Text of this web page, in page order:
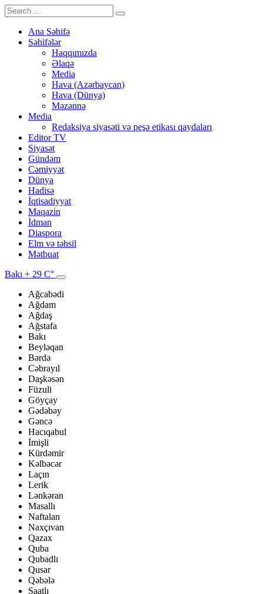
Ana Səhifə
Səhifələr
Haqqımızda
Əlaqə
Media
Hava (Azərbaycan)
Hava (Dünya)
Məzənnə
Media
Redaksiya siyasəti və peşə etikası qaydaları
Editor TV
Siyasət
Gündəm
Cəmiyyət
Dünya
Hadisə
İqtisadiyyat
Maqazin
İdman
Diaspora
Elm və təhsil
Mətbuat
Bakı + 29 C°
Ağcabədi
Ağdam
Ağdaş
Ağstafa
Bakı
Beyləqan
Bərdə
Cəbrayıl
Daşkəsən
Füzuli
Göyçay
Gədəbəy
Gəncə
Hacıqabul
İmişli
Kürdəmir
Kəlbəcər
Laçın
Lerik
Lənkəran
Masallı
Naftalan
Naxçıvan
Qazax
Quba
Qubadlı
Qusar
Qəbələ
Saatlı